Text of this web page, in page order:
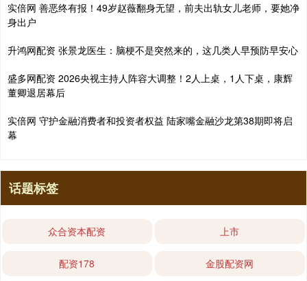
实倍网 善恶终有报！49岁赵薇翻身无望，前夫出轨女儿老师，要她净
身出户
升鸿网配资 张景龙医生：脑梗不是突然来的，这几类人早预防早安心
盛多网配资 2026央视主持人阵容大调整！2人上桌，1人下桌，康辉
董卿退居幕后
实倍网 守护金融消费者和投资者权益 陆家嘴金融沙龙第38期即将启
幕
话题标签
众合资本配资 上市
配资178 金股配资网